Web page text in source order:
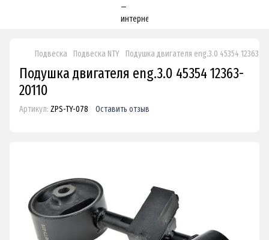
Подвеска Подвеска NTY Подушка двигателя eng.3.0 45354 12363-
Подушка двигателя eng.3.0 45354 12363-
20110
Артикул: ZPS-TY-078 Оставить отзыв